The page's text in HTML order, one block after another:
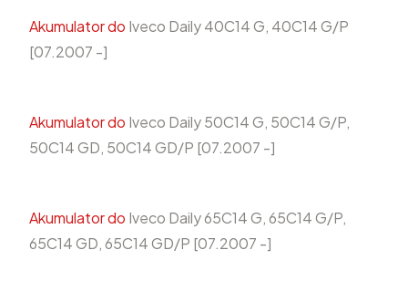
Akumulator do Iveco Daily 40C14 G, 40C14 G/P
[07.2007 -]
Akumulator do Iveco Daily 50C14 G, 50C14 G/P,
50C14 GD, 50C14 GD/P [07.2007 -]
Akumulator do Iveco Daily 65C14 G, 65C14 G/P,
65C14 GD, 65C14 GD/P [07.2007 -]